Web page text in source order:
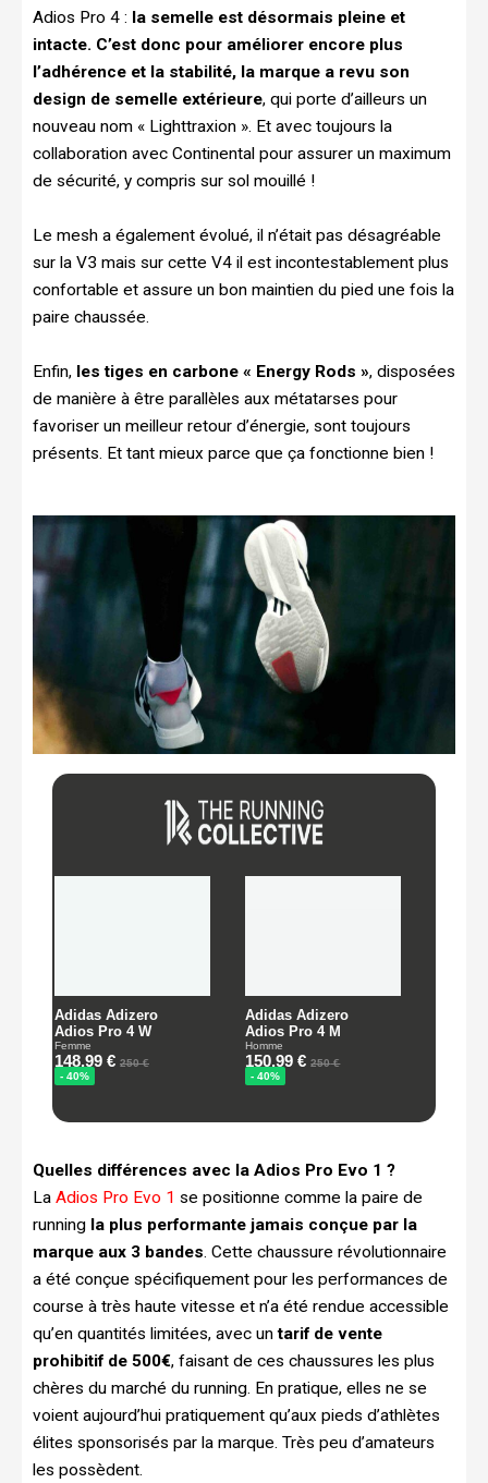
Adios Pro 4 : la semelle est désormais pleine et
intacte. C’est donc pour améliorer encore plus
l’adhérence et la stabilité, la marque a revu son
design de semelle extérieure, qui porte d’ailleurs un
nouveau nom « Lighttraxion ». Et avec toujours la
collaboration avec Continental pour assurer un maximum
de sécurité, y compris sur sol mouillé !
Le mesh a également évolué, il n’était pas désagréable
sur la V3 mais sur cette V4 il est incontestablement plus
confortable et assure un bon maintien du pied une fois la
paire chaussée.
Enfin, les tiges en carbone « Energy Rods », disposées
de manière à être parallèles aux métatarses pour
favoriser un meilleur retour d’énergie, sont toujours
présents. Et tant mieux parce que ça fonctionne bien !
Quelles différences avec la Adios Pro Evo 1 ?
La Adios Pro Evo 1 se positionne comme la paire de
running la plus performante jamais conçue par la
marque aux 3 bandes. Cette chaussure révolutionnaire
a été conçue spécifiquement pour les performances de
course à très haute vitesse et n’a été rendue accessible
qu’en quantités limitées, avec untarif de vente
prohibitif de 500€, faisant de ces chaussures les plus
chères du marché du running. En pratique, elles ne se
voient aujourd’hui pratiquement qu’aux pieds d’athlètes
élites sponsorisés par la marque. Très peu d’amateurs
les possèdent.